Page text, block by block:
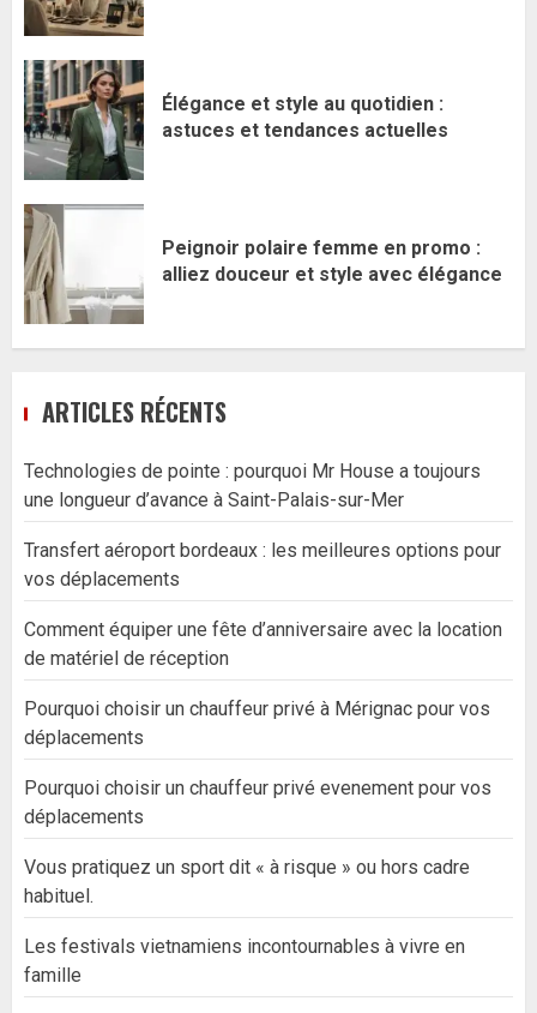
Élégance et style au quotidien :
astuces et tendances actuelles
Peignoir polaire femme en promo :
alliez douceur et style avec élégance
ARTICLES RÉCENTS
Technologies de pointe : pourquoi Mr House a toujours
une longueur d’avance à Saint-Palais-sur-Mer
Transfert aéroport bordeaux : les meilleures options pour
vos déplacements
Comment équiper une fête d’anniversaire avec la location
de matériel de réception
Pourquoi choisir un chauffeur privé à Mérignac pour vos
déplacements
Pourquoi choisir un chauffeur privé evenement pour vos
déplacements
Vous pratiquez un sport dit « à risque » ou hors cadre
habituel.
Les festivals vietnamiens incontournables à vivre en
famille